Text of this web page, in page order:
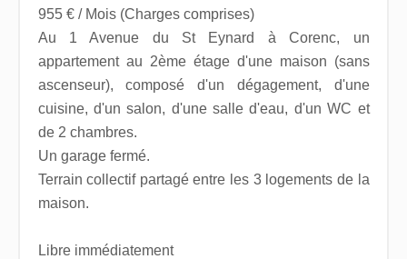
955 € / Mois (Charges comprises)
Au 1 Avenue du St Eynard à Corenc, un
appartement au 2ème étage d'une maison (sans
ascenseur), composé d'un dégagement, d'une
cuisine, d'un salon, d'une salle d'eau, d'un WC et
de 2 chambres.
Un garage fermé.
Terrain collectif partagé entre les 3 logements de la
maison.
Libre immédiatement